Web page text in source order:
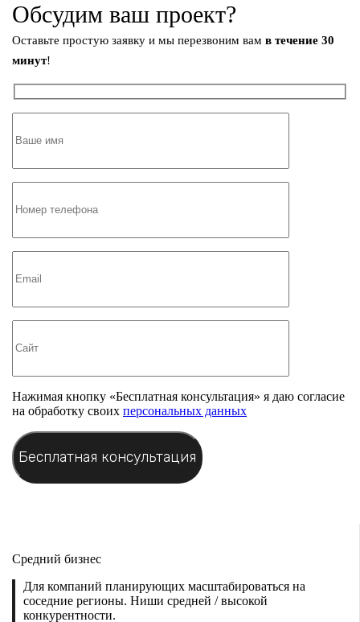
Обсудим ваш проект?
Оставьте простую заявку и мы перезвоним вам в течение 30
минут!
Нажимая кнопку «Бесплатная консультация» я даю согласие
на обработку своих персональных данных
Средний бизнес
Для компаний планирующих масштабироваться на
соседние регионы. Ниши средней / высокой
конкурентности.